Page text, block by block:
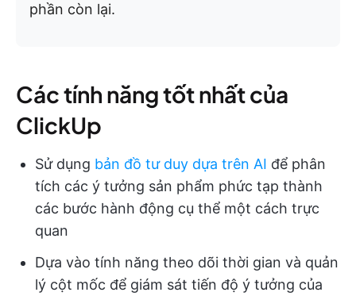
phần còn lại.
Các tính năng tốt nhất của
ClickUp
Sử dụng bản đồ tư duy dựa trên AI để phân
tích các ý tưởng sản phẩm phức tạp thành
các bước hành động cụ thể một cách trực
quan
Dựa vào tính năng theo dõi thời gian và quản
lý cột mốc để giám sát tiến độ ý tưởng của